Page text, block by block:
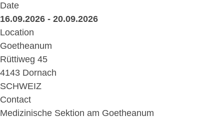
Date
16.09.2026 - 20.09.2026
Location
Goetheanum
Rüttiweg 45
4143 Dornach
SCHWEIZ
Contact
Medizinische Sektion am Goetheanum